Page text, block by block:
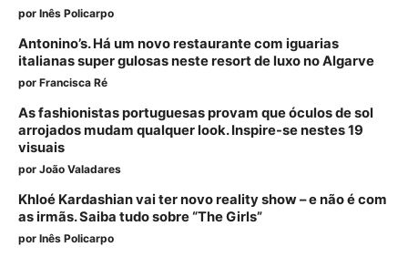
por Inês Policarpo
Antonino’s. Há um novo restaurante com iguarias
italianas super gulosas neste resort de luxo no Algarve
por Francisca Ré
As fashionistas portuguesas provam que óculos de sol
arrojados mudam qualquer look. Inspire-se nestes 19
visuais
por João Valadares
Khloé Kardashian vai ter novo reality show – e não é com
as irmãs. Saiba tudo sobre “The Girls”
por Inês Policarpo